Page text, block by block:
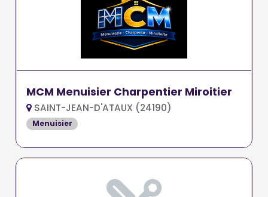
MCM Menuisier Charpentier Miroitier
SAINT-JEAN-D'ATAUX (24190)
Menuisier